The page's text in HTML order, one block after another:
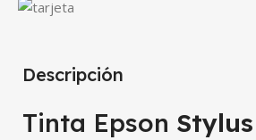
Descripción
Tinta Epson